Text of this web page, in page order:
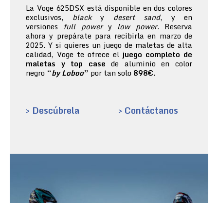
La Voge 625DSX está disponible en dos colores
exclusivos, blacky desert sand, y en
versiones full powery low power. Reserva
ahora y prepárate para recibirla en marzo de
2025. Y si quieres un juego de maletas de alta
calidad, Voge te ofrece el juego completo de
maletas y top case de aluminio en color
negro “by Loboo” por tan solo 898€.
> Descúbrela > Contáctanos